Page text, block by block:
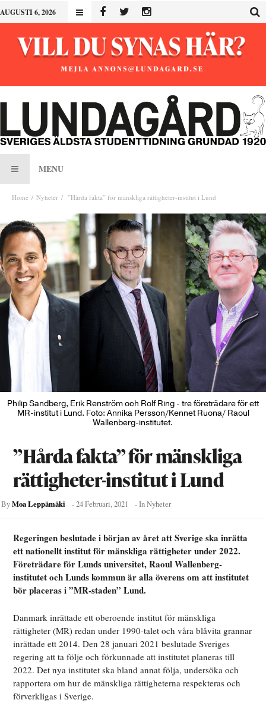
AUGUSTI 6, 2026
MENU
Home Nyheter ”Hårda fakta” för mänskliga rättigheter-institut i Lund
Philip Sandberg, Erik Renström och Rolf Ring - tre företrädare för ett
MR-institut i Lund. Foto: Annika Persson/Kennet Ruona/ Raoul
Wallenberg-institutet.
”Hårda fakta” för mänskliga
rättigheter-institut i Lund
ByMoa Leppämäki -24 Februari, 2021 - InNyheter
Regeringen beslutade i början av året att Sverige ska inrätta
ett nationellt institut för mänskliga rättigheter under 2022.
Företrädare för Lunds universitet, Raoul Wallenberg-
institutet och Lunds kommun är alla överens om att institutet
bör placeras i ”MR-staden” Lund.
Danmark inrättade ett oberoende institut för mänskliga
rättigheter (MR) redan under 1990-talet och våra blåvita grannar
inrättade ett 2014. Den 28 januari 2021 beslutade Sveriges
regering att ta följe och förkunnade att institutet planeras till
2022. Det nya institutet ska bland annat följa, undersöka och
rapportera om hur de mänskliga rättigheterna respekteras och
förverkligas i Sverige.